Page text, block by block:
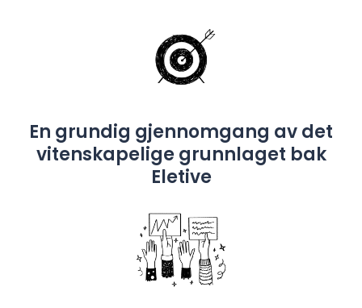
En grundig gjennomgang av det
vitenskapelige grunnlaget bak
Eletive